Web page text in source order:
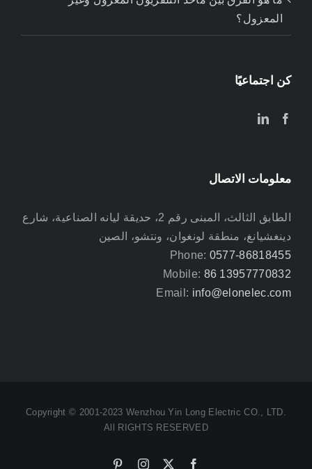
المعزول؟
كن اجتماعيًا
معلومات الاتصال
الطابق الثالث، المبنى رقم 2، حديقة ليانه الصناعية، شارع
دينغشيانغ، منطقة لونغوان، ونتشو، الصين
Phone: 0577-86818455
Mobile: 86 13957770832
Email: info@elonelec.com
Copyright © 2001-2023 Wenzhou Yin Long Electric CO., LTD.
All RIGHTS RESERVED
Facebook
X
Instagram